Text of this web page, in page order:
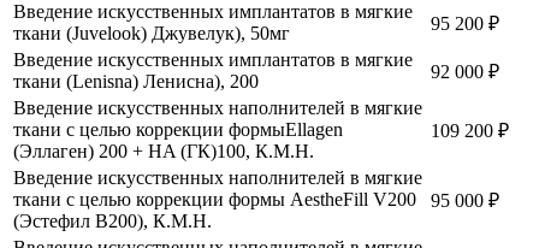
Введение искусственных имплантатов в мягкие
ткани (Juvelook) Джувелук), 50мг
95 200 ₽
Введение искусственных имплантатов в мягкие
ткани (Lenisna) Ленисна), 200
92 000 ₽
Введение искусственных наполнителей в мягкие
ткани с целью коррекции формыEllagen
(Эллаген) 200 + HA (ГК)100, К.М.Н.
109 200 ₽
Введение искусственных наполнителей в мягкие
ткани с целью коррекции формы AestheFill V200
(Эстефил В200), К.М.Н.
95 000 ₽